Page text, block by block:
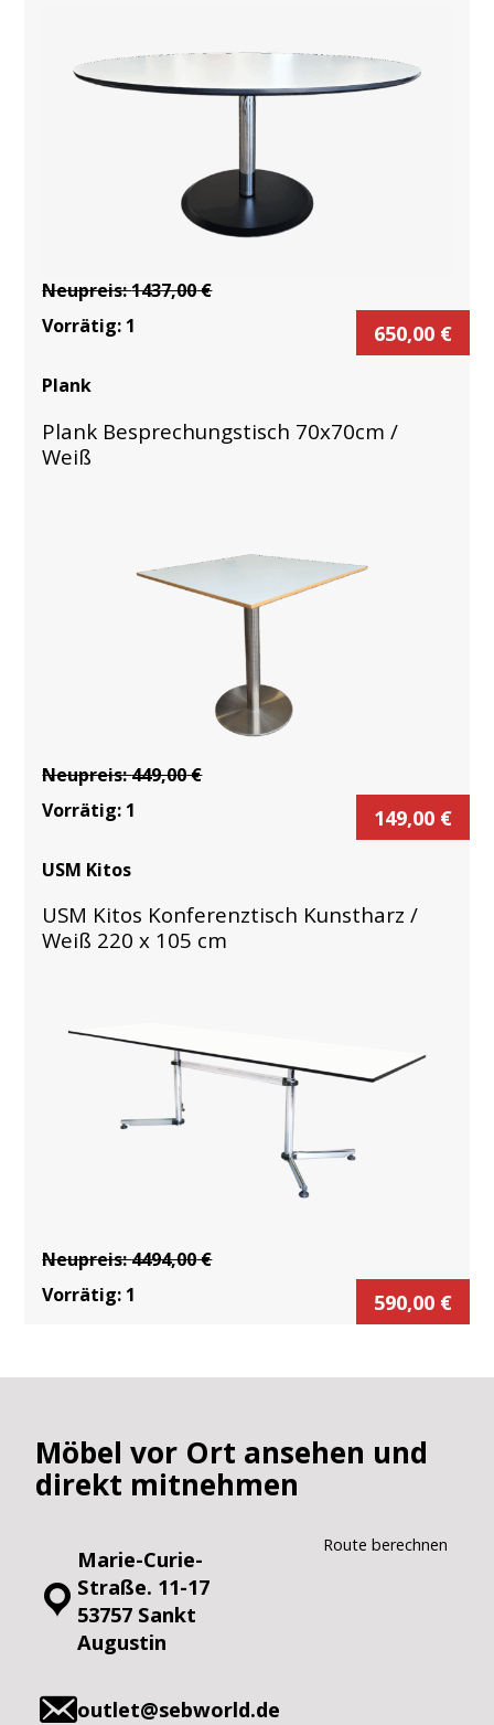
Neupreis:1437,00€
Vorrätig: 1 650,00 €
Plank
Plank Besprechungstisch 70x70cm /
Weiß
Neupreis:449,00€
Vorrätig: 1 149,00 €
USM Kitos
USM Kitos Konferenztisch Kunstharz /
Weiß 220 x 105 cm
Neupreis:4494,00€
Vorrätig: 1 590,00 €
Möbel vor Ort ansehen und
direkt mitnehmen
Marie-Curie-
Straße. 11-17
53757 Sankt
Augustin
Route berechnen
outlet@sebworld.de